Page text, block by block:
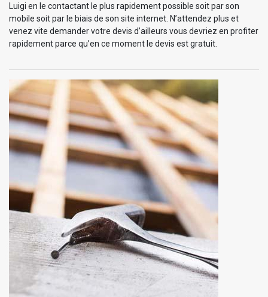
Luigi en le contactant le plus rapidement possible soit par son
mobile soit par le biais de son site internet. N’attendez plus et
venez vite demander votre devis d’ailleurs vous devriez en profiter
rapidement parce qu’en ce moment le devis est gratuit.